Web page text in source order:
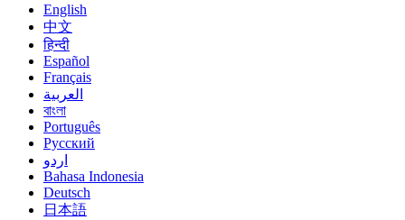
English
中文
हिन्दी
Español
Français
العربية
বাংলা
Português
Русский
اردو
Bahasa Indonesia
Deutsch
日本語